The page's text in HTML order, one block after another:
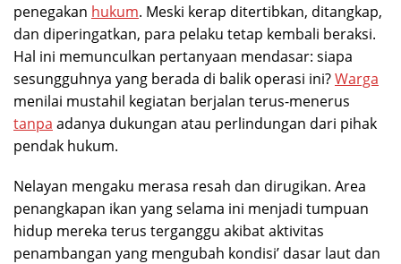
penegakan hukum. Meski kerap ditertibkan, ditangkap,
dan diperingatkan, para pelaku tetap kembali beraksi.
Hal ini memunculkan pertanyaan mendasar: siapa
sesungguhnya yang berada di balik operasi ini?Warga
menilai mustahil kegiatan berjalan terus-menerus
tanpa adanya dukungan atau perlindungan dari pihak
pendak hukum.
Nelayan mengaku merasa resah dan dirugikan. Area
penangkapan ikan yang selama ini menjadi tumpuan
hidup mereka terus terganggu akibat aktivitas
penambangan yang mengubah kondisi’ dasar laut dan